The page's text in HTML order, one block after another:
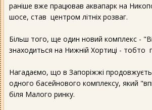
раніше вже працював аквапарк на
шосе, став центром літніх розваг.
Більш того, ще один новий комплекс -
знаходиться на Нижній Хортиці - тобто
Нагадаємо, що в Запоріжжі
одного басейнового комплексу, який
біля Малого ринку.